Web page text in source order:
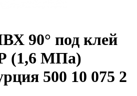
90° под клей
(1,6 МПа)
500 10 075 2